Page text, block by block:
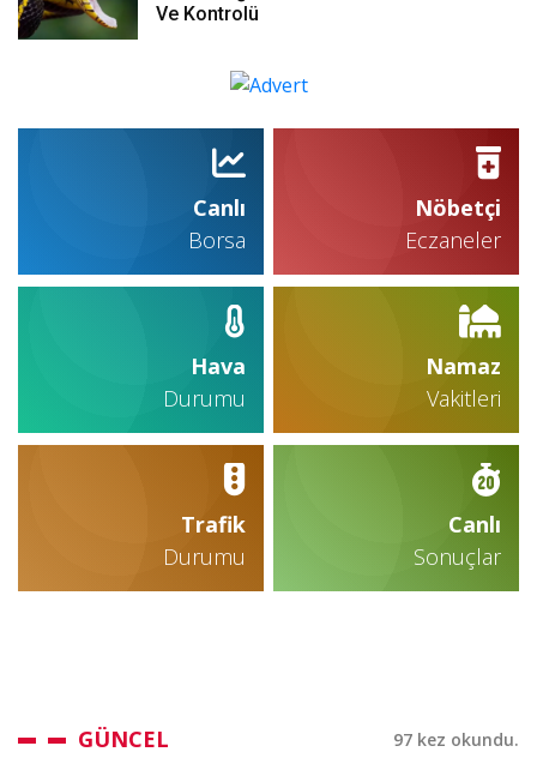
Ve Kontrolü
Canlı
Borsa
Nöbetçi
Eczaneler
Hava
Durumu
Namaz
Vakitleri
Trafik
Durumu
Canlı
Sonuçlar
GÜNCEL 97 kez okundu.